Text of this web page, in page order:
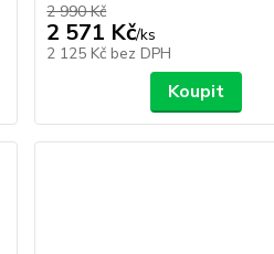
2 990 Kč
2 571 Kč/ks
2 125 Kč bez DPH
Koupit